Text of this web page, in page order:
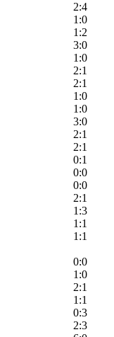
2:4
1:0
1:2
3:0
1:0
2:1
2:1
1:0
1:0
3:0
2:1
2:1
0:1
0:0
0:0
2:1
1:3
1:1
1:1
0:0
1:0
2:1
1:1
0:3
2:3